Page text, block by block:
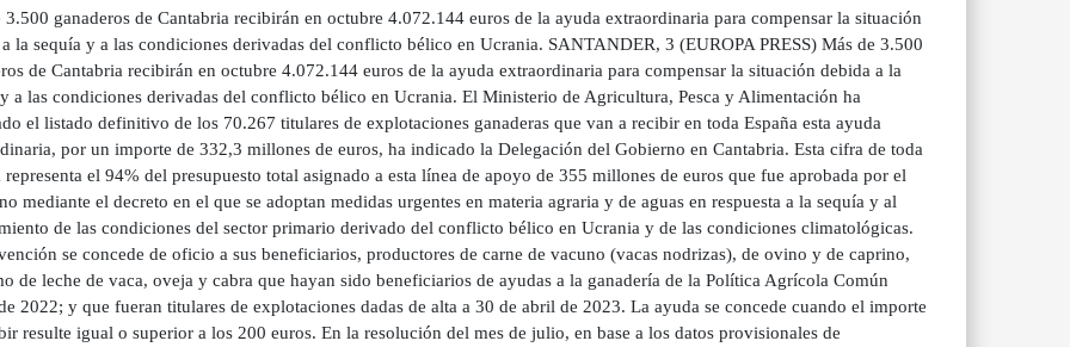
3.500 ganaderos de Cantabria recibirán en octubre 4.072.144 euros de la ayuda extraordinaria para compensar la situación
la sequía y a las condiciones derivadas del conflicto bélico en Ucrania. SANTANDER, 3 (EUROPA PRESS) Más de 3.500
de Cantabria recibirán en octubre 4.072.144 euros de la ayuda extraordinaria para compensar la situación debida a la
a las condiciones derivadas del conflicto bélico en Ucrania. El Ministerio de Agricultura, Pesca y Alimentación ha
el listado definitivo de los 70.267 titulares de explotaciones ganaderas que van a recibir en toda España esta ayuda
por un importe de 332,3 millones de euros, ha indicado la Delegación del Gobierno en Cantabria. Esta cifra de toda
representa el 94% del presupuesto total asignado a esta línea de apoyo de 355 millones de euros que fue aprobada por el
mediante el decreto en el que se adoptan medidas urgentes en materia agraria y de aguas en respuesta a la sequía y al
de las condiciones del sector primario derivado del conflicto bélico en Ucrania y de las condiciones climatológicas.
se concede de oficio a sus beneficiarios, productores de carne de vacuno (vacas nodrizas), de ovino y de caprino,
de leche de vaca, oveja y cabra que hayan sido beneficiarios de ayudas a la ganadería de la Política Agrícola Común
2022; y que fueran titulares de explotaciones dadas de alta a 30 de abril de 2023. La ayuda se concede cuando el importe
resulte igual o superior a los 200 euros. En la resolución del mes de julio, en base a los datos provisionales de